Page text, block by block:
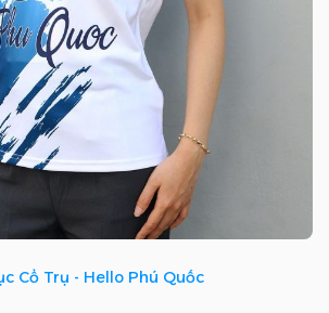
Cổ Trụ - Hello Phú Quốc